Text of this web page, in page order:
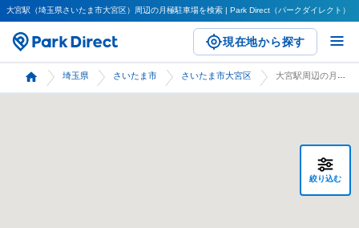
大宮駅（埼玉県さいたま市大宮区）周辺の月極駐車場を検索 | Park Direct（パークダイレクト）
現在地から探す
埼玉県 さいたま市 さいたま市大宮区
絞り込む